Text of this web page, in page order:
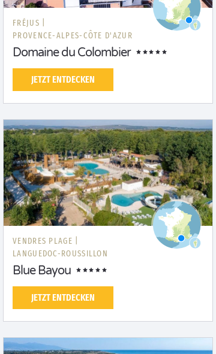
FRÉJUS |
PROVENCE-ALPES-CÔTE D'AZUR
Domaine du Colombier
JETZT ENTDECKEN
VENDRES PLAGE |
LANGUEDOC-ROUSSILLON
Blue Bayou
JETZT ENTDECKEN